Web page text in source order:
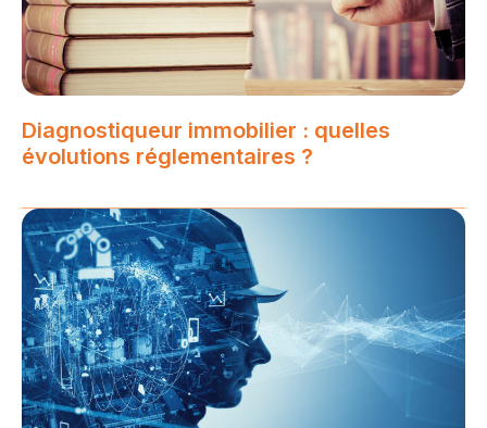
Diagnostiqueur immobilier : quelles
évolutions réglementaires ?